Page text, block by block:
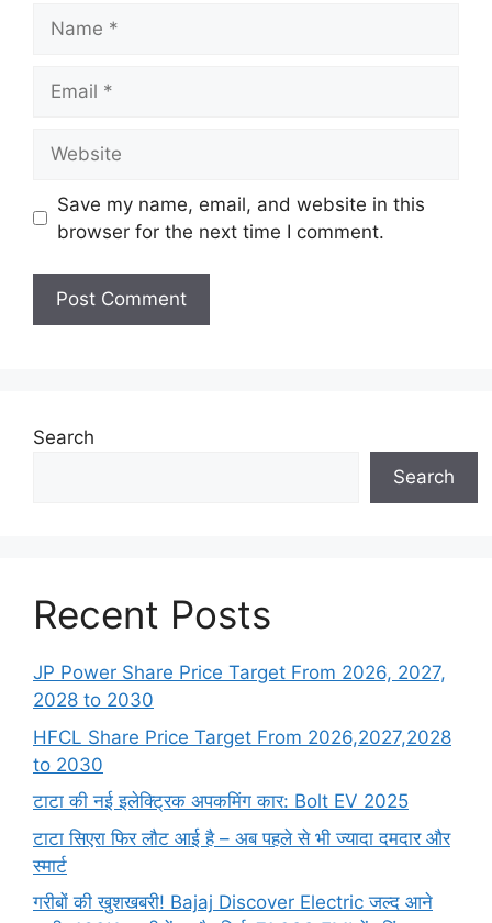
Save my name, email, and website in this
browser for the next time I comment.
Search
Search
Recent Posts
JP Power Share Price Target From 2026, 2027,
2028 to 2030
HFCL Share Price Target From 2026,2027,2028
to 2030
टाटा की नई इलेक्ट्रिक अपकमिंग कार: Bolt EV 2025
टाटा सिएरा फिर लौट आई है – अब पहले से भी ज्यादा दमदार और
स्मार्ट
गरीबों की खुशखबरी! Bajaj Discover Electric जल्द आने